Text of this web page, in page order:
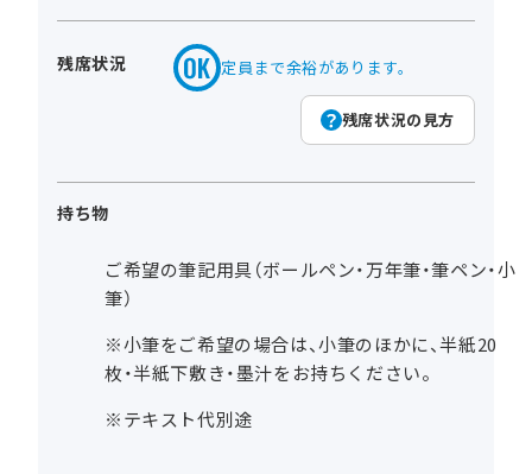
残席状況 定員まで余裕があります。
残席状況の見方
持ち物
ご希望の筆記用具（ボールペン・万年筆・筆ペン・小
筆）
※小筆をご希望の場合は、小筆のほかに、半紙20
枚・半紙下敷き・墨汁をお持ちください。
※テキスト代別途